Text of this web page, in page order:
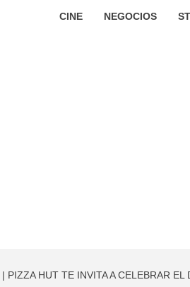
CINE NEGOCIOS
PIZZA HUT TE INVITA A CELEBRAR